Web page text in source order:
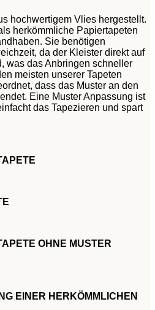
hochwertigem Vlies hergestellt.
herkömmliche Papiertapeten
Sie benötigen
da der Kleister direkt auf
was das Anbringen schneller
meisten unserer Tapeten
dass das Muster an den
Eine Muster Anpassung ist
das Tapezieren und spart
OHNE MUSTER
EINER HERKÖMMLICHEN